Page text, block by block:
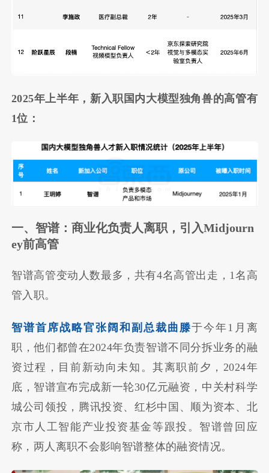
2025年上半年，新入职国内大模型独角兽的高管有
1位：
一、智谱：商业化负责人离职，引入Midjourn
ey前高管
智谱高管变动人数最多，共有4名高管出走，1名高
管入职。
智谱首席战略官张阔和副总裁曲滕于今年1月离
职，他们都曾在2024年负责智谱不同分拆业务的融
资过程，目前新动向未知。其离职前夕，2024年
底，智谱宣布完成新一轮30亿元融资，中关村科学
城公司领投，腾讯投资、红杉中国、顺为资本、北
京市人工智能产业投资基金等跟投。智谱曾回应
称，两人离职不会影响智谱整体的融资情况。